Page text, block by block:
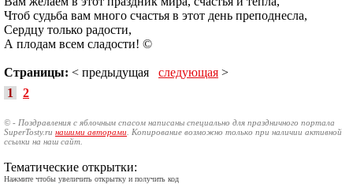
Чтоб судьба вам много счастья в этот день преподнесла,
Сердцу только радости,
А плодам всем сладости! ©
Страницы: < предыдущая следующая >
1
2
© - Поздравления с яблочным спасом написаны специально для праздничного портала
SuperTosty.ru нашими авторами . Копирование возможно только при наличии активной
ссылки на наш сайт.
Тематические открытки:
Нажмите чтобы увеличить открытку и получить код